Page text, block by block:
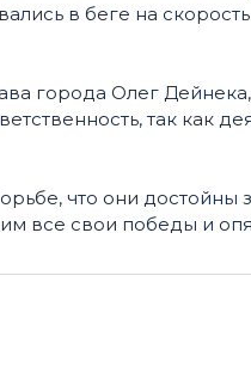
в беге на
города Олег
так как
что они достойны
все свои победы и